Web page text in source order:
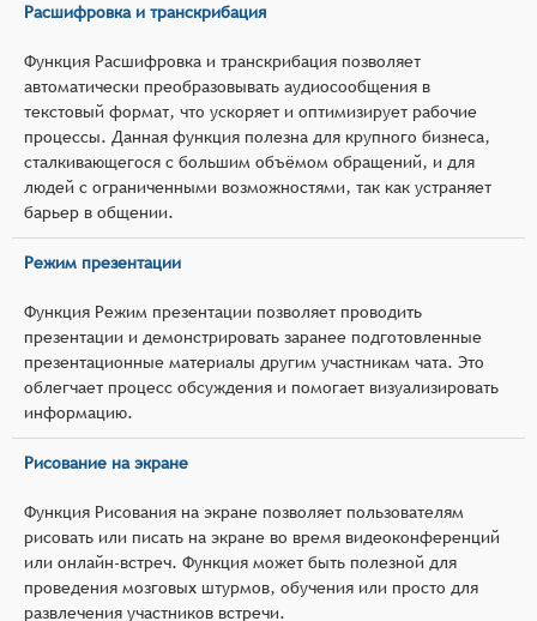
Расшифровка и транскрибация
Функция Расшифровка и транскрибация позволяет
автоматически преобразовывать аудиосообщения в
текстовый формат, что ускоряет и оптимизирует рабочие
процессы. Данная функция полезна для крупного бизнеса,
сталкивающегося с большим объёмом обращений, и для
людей с ограниченными возможностями, так как устраняет
барьер в общении.
Режим презентации
Функция Режим презентации позволяет проводить
презентации и демонстрировать заранее подготовленные
презентационные материалы другим участникам чата. Это
облегчает процесс обсуждения и помогает визуализировать
информацию.
Рисование на экране
Функция Рисования на экране позволяет пользователям
рисовать или писать на экране во время видеоконференций
или онлайн-встреч. Функция может быть полезной для
проведения мозговых штурмов, обучения или просто для
развлечения участников встречи.